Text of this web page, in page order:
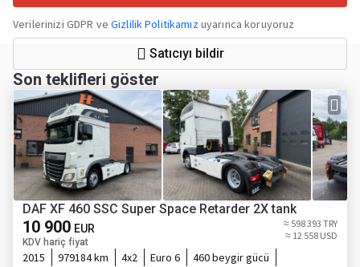
Verilerinizi GDPR ve Gizlilik Politikamızuyarınca koruyoruz
Satıcıyı bildir
Son teklifleri göster
DAF XF 460 SSC Super Space Retarder 2X tank
10 900 EUR
KDV hariç fiyat
≈ 598 393 TRY
≈ 12 558 USD
2015 979184 km 4x2 Euro 6
460 beygir gücü